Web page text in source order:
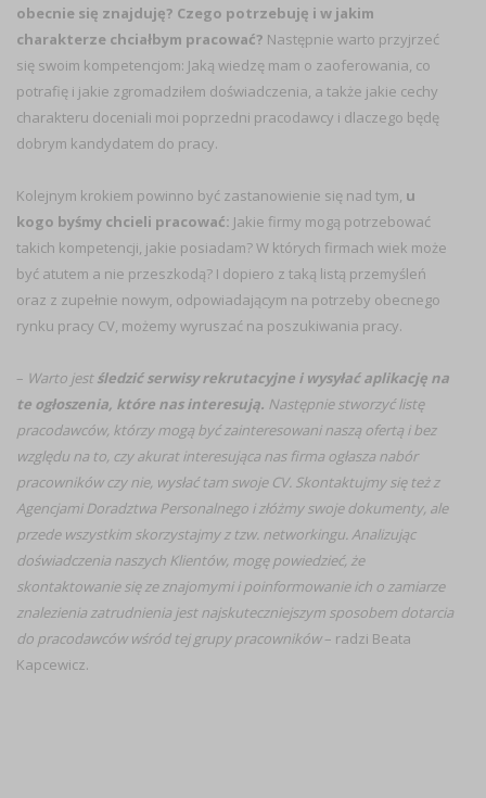
obecnie się znajduję? Czego potrzebuję i w jakim
charakterze chciałbym pracować? Następnie warto przyjrzeć
się swoim kompetencjom: Jaką wiedzę mam o zaoferowania, co
potrafię i jakie zgromadziłem doświadczenia, a także jakie cechy
charakteru doceniali moi poprzedni pracodawcy i dlaczego będę
dobrym kandydatem do pracy.
Kolejnym krokiem powinno być zastanowienie się nad tym, u
kogo byśmy chcieli pracować: Jakie firmy mogą potrzebować
takich kompetencji, jakie posiadam? W których firmach wiek może
być atutem a nie przeszkodą? I dopiero z taką listą przemyśleń
oraz z zupełnie nowym, odpowiadającym na potrzeby obecnego
rynku pracy CV, możemy wyruszać na poszukiwania pracy.
– Warto jestśledzić serwisy rekrutacyjne i wysyłać aplikację na
te ogłoszenia, które nas interesują. Następnie stworzyć listę
pracodawców, którzy mogą być zainteresowani naszą ofertą i bez
względu na to, czy akurat interesująca nas firma ogłasza nabór
pracowników czy nie, wysłać tam swoje CV. Skontaktujmy się też z
Agencjami Doradztwa Personalnego i złóżmy swoje dokumenty, ale
przede wszystkim skorzystajmy z tzw. networkingu. Analizując
doświadczenia naszych Klientów, mogę powiedzieć, że
skontaktowanie się ze znajomymi i poinformowanie ich o zamiarze
znalezienia zatrudnienia jest najskuteczniejszym sposobem dotarcia
do pracodawców wśród tej grupy pracowników– radzi Beata
Kapcewicz.